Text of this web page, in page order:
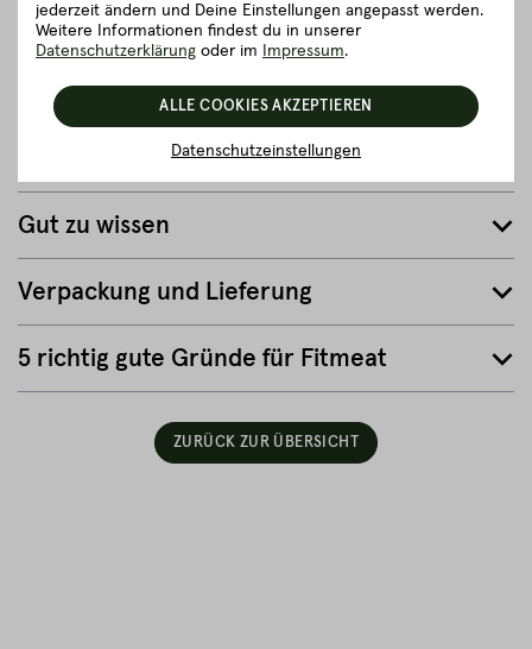
Zubereitungsempfehlung
Herkunft und Haltung
Details zum Artikel ”Koteletts”
Gut zu wissen
Verpackung und Lieferung
5 richtig gute Gründe für Fitmeat
ZURÜCK ZUR ÜBERSICHT
jederzeit ändern und Deine Einstellungen angepasst werden.
Weitere Informationen findest du in unserer
Datenschutzerklärung oder im Impressum.
Datenschutzeinstellungen
ALLE COOKIES AKZEPTIEREN